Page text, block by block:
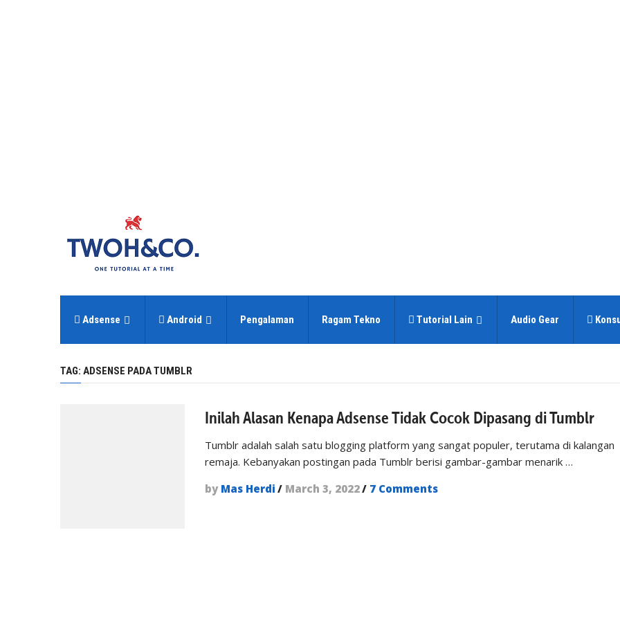
Adsense Android Pengalaman Ragam Tekno Tutorial Lain Audio Gear
TAG: ADSENSE PADA TUMBLR
Inilah Alasan Kenapa Adsense Tidak Cocok Dipasang di Tumblr
Tumblr adalah salah satu blogging platform yang sangat populer, terutama di kalangan
remaja. Kebanyakan postingan pada Tumblr berisi gambar-gambar menarik …
by Mas Herdi / March 3, 2022/ 7 Comments